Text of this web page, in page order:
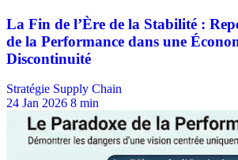
Stratégie Supply Chain
24 Jan 2026 8 min